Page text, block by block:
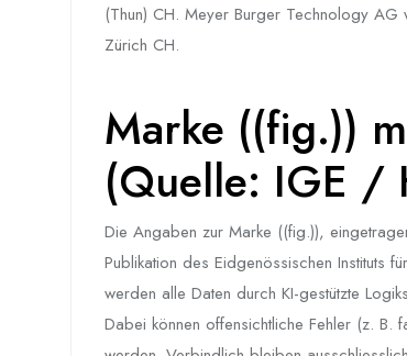
(Thun) CH. Meyer Burger Technology
Zürich CH.
Marke ((fig.))
(Quelle: IGE /
Die Angaben zur Marke ((fig.)),
Publikation des Eidgenössischen Instituts
werden alle Daten durch KI-gestützte
Dabei können offensichtliche Fehler (z. B.